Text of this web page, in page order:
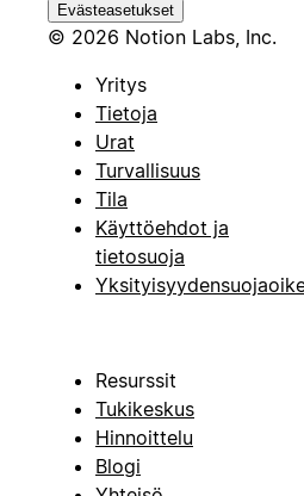
Evästeasetukset
© 2026 Notion Labs, Inc.
Yritys
Tietoja
Urat
Turvallisuus
Tila
Käyttöehdot ja
tietosuoja
Resurssit
Tukikeskus
Hinnoittelu
Blogi